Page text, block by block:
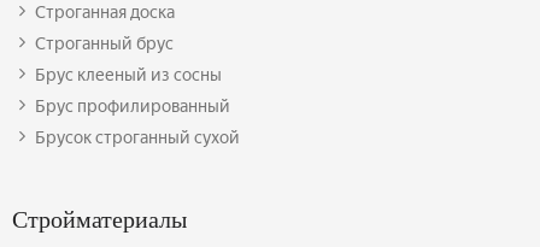
Строганная доска
Строганный брус
Брус клееный из сосны
Брус профилированный
Брусок строганный сухой
Стройматериалы